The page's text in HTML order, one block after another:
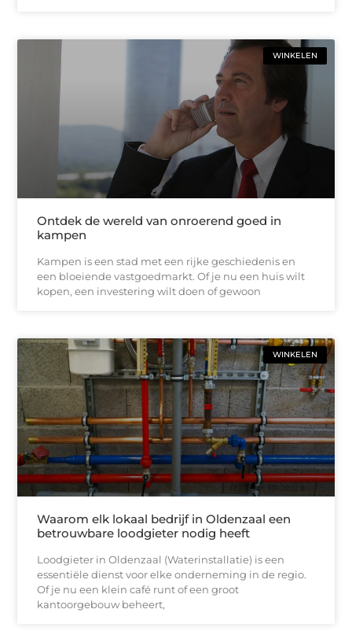
WINKELEN
Ontdek de wereld van onroerend goed in
kampen
Kampen is een stad met een rijke geschiedenis en
een bloeiende vastgoedmarkt. Of je nu een huis wilt
kopen, een investering wilt doen of gewoon
WINKELEN
Waarom elk lokaal bedrijf in Oldenzaal een
betrouwbare loodgieter nodig heeft
Loodgieter in Oldenzaal (Waterinstallatie) is een
essentiële dienst voor elke onderneming in de regio.
Of je nu een klein café runt of een groot
kantoorgebouw beheert,